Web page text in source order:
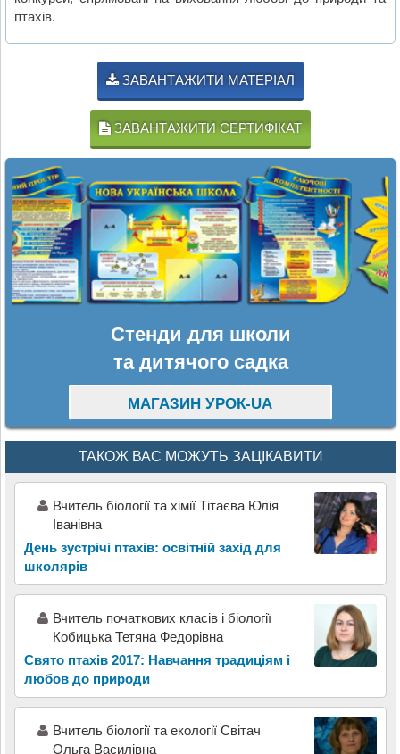
птахів.
ЗАВАНТАЖИТИ МАТЕРІАЛ
ЗАВАНТАЖИТИ СЕРТИФІКАТ
Стенди для школи
та дитячого садка
МАГАЗИН УРОК-UA
ТАКОЖ ВАС МОЖУТЬ ЗАЦІКАВИТИ
Вчитель біології та хімії Тітаєва Юлія
Іванівна
День зустрічі птахів: освітній захід для
школярів
Вчитель початкових класів і біології
Кобицька Тетяна Федорівна
Свято птахів 2017: Навчання традиціям і
любов до природи
Вчитель біології та екології Світач
Ольга Василівна